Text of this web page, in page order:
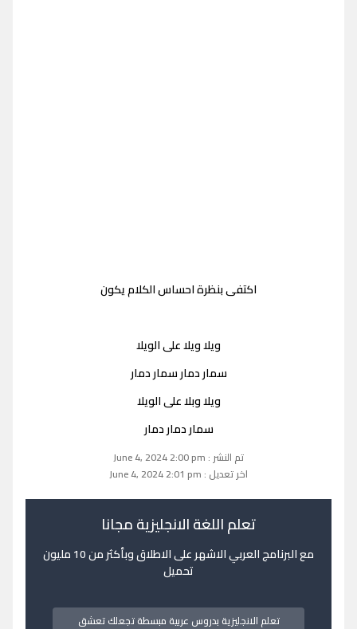
اكتفى بنظرة احساس الكلام يكون
ويلا ويلا على الويلا
سمار دمار سمار دمار
ويلا وبلا على الويلا
سمار دمار دمار
تم النشر : June 4, 2024 2:00 pm
اخر تعديل : June 4, 2024 2:01 pm
تعلم اللغة الانجليزية مجانا
مع البرنامج العربي الاشهر على الاطلاق وبأكثر من 10 مليون
تحميل
تعلم الانجليزية بدروس عربية مبسطة تجعلك تعشق